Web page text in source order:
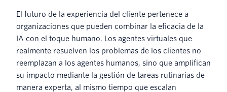
El futuro de la experiencia del cliente pertenece a
organizaciones que pueden combinar la eficacia de la
IA con el toque humano. Los agentes virtuales que
realmente resuelven los problemas de los clientes no
reemplazan a los agentes humanos, sino que amplifican
su impacto mediante la gestión de tareas rutinarias de
manera experta, al mismo tiempo que escalan